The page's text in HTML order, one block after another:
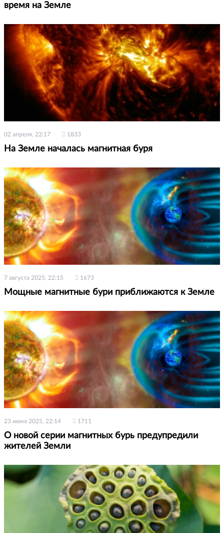
время на Земле
02 апреля, 22:17 1833
На Земле началась магнитная буря
7 августа 2025, 22:15 1673
Мощные магнитные бури приближаются к Земле
23 июня 2025, 22:14 1711
О новой серии магнитных бурь предупредили
жителей Земли